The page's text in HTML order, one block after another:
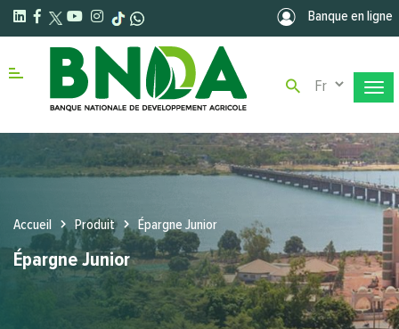
Aller au contenu principalBanque en ligne
Select your
Accueil Produit Épargne Junior
Épargne Junior